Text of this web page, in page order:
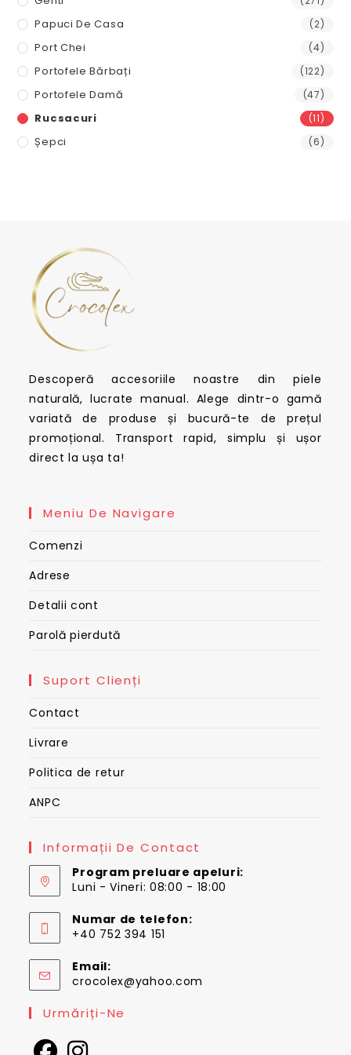
Papuci De Casa (2)
Port Chei (4)
Portofele Bărbați (122)
Portofele Damă (47)
Rucsacuri (11)
Șepci (6)
Descoperă accesoriile noastre din piele
naturală, lucrate manual. Alege dintr-o gamă
variată de produse și bucură-te de prețul
promoțional. Transport rapid, simplu și ușor
direct la ușa ta!
Meniu De Navigare
Comenzi
Adrese
Detalii cont
Parolă pierdută
Suport Clienți
Contact
Livrare
Politica de retur
ANPC
Informații De Contact
Program preluare apeluri:
Luni - Vineri: 08:00 - 18:00
Numar de telefon:
+40 752 394 151
Email:
crocolex@yahoo.com
Urmăriți-Ne